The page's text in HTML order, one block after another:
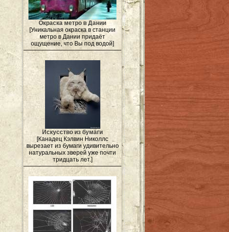
Окраска метро в Дании
[Уникальная окраска в станции
метро в Дании придаёт
ощущение, что Вы под водой]
Искусство из бумаги
[Канадец Кэлвин Николлс
вырезает из бумаги удивительно
натуральных зверей уже почти
тридцать лет.]